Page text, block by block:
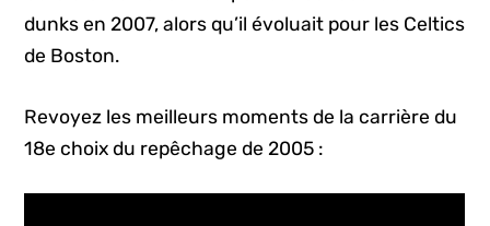
dunks en 2007, alors qu’il évoluait pour les Celtics
de Boston.
Revoyez les meilleurs moments de la carrière du
18e choix du repêchage de 2005 :